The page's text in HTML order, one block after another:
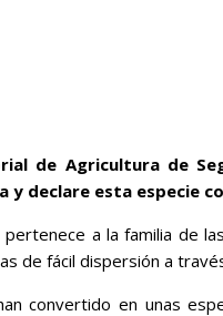
de Agricultura de
y declare esta especie
a la familia de las
de fácil dispersión a
convertido en unas